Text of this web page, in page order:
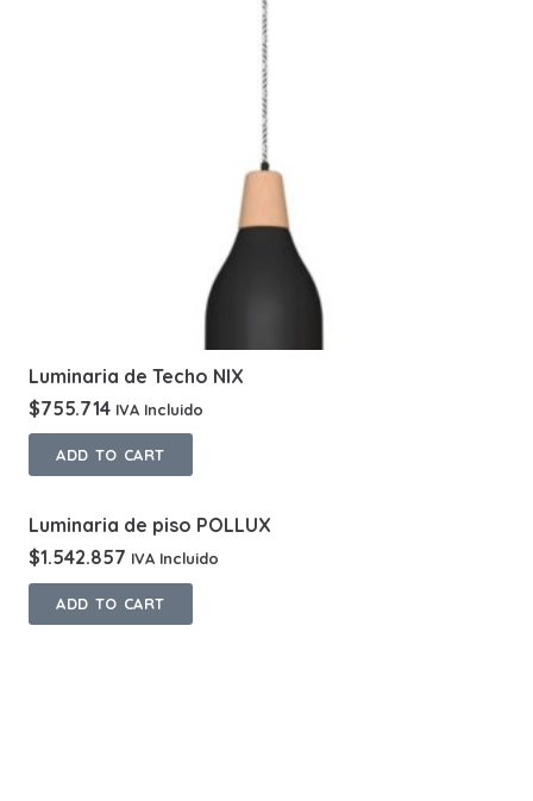
Luminaria de Techo NIX
$755.714 IVA Incluido
ADD TO CART
Luminaria de piso POLLUX
$1.542.857 IVA Incluido
ADD TO CART